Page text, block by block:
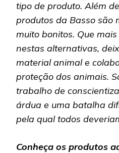
tipo de produto. Além
produtos da Basso são
muito bonitos. Que
nestas alternativas,
material animal e
proteção dos animais.
trabalho de
árdua e uma batalha
pela qual todos
Conheça os produtos